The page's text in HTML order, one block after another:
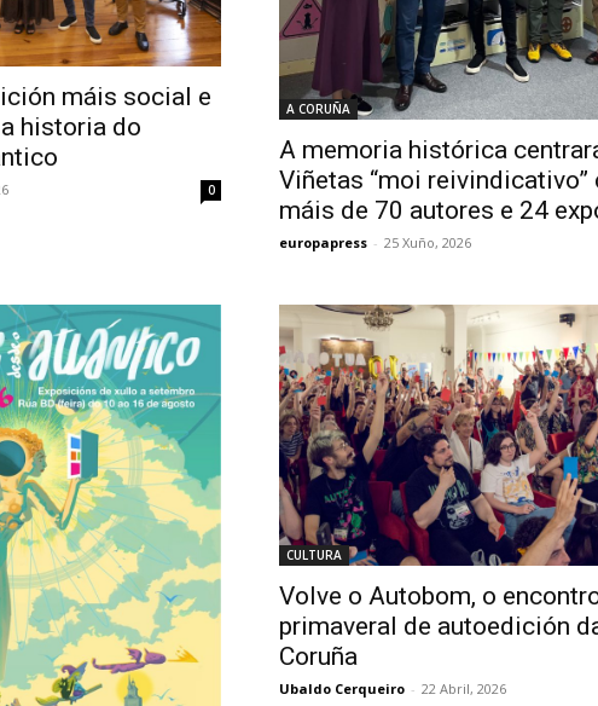
máis social e
historia do
0
A CORUÑA
A memoria histórica
Viñetas “moi reivindicativo”
máis de 70 autores e 24
europapress - 25 Xuño, 2026
CULTURA
Volve o Autobom, o
primaveral de autoedición
Coruña
Ubaldo Cerqueiro - 22 Abril, 2026